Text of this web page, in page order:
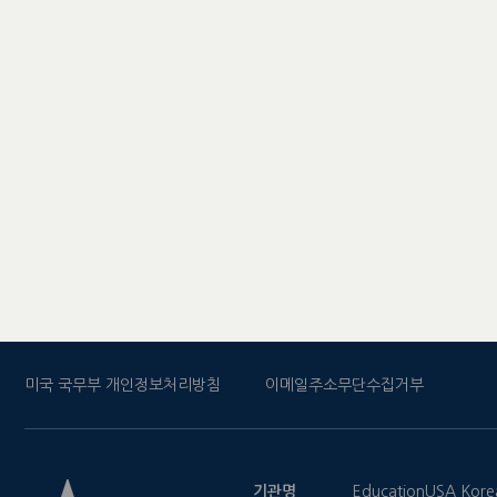
미국 국무부 개인정보처리방침 이메일주소무단수집거부
기관명 EducationUSA